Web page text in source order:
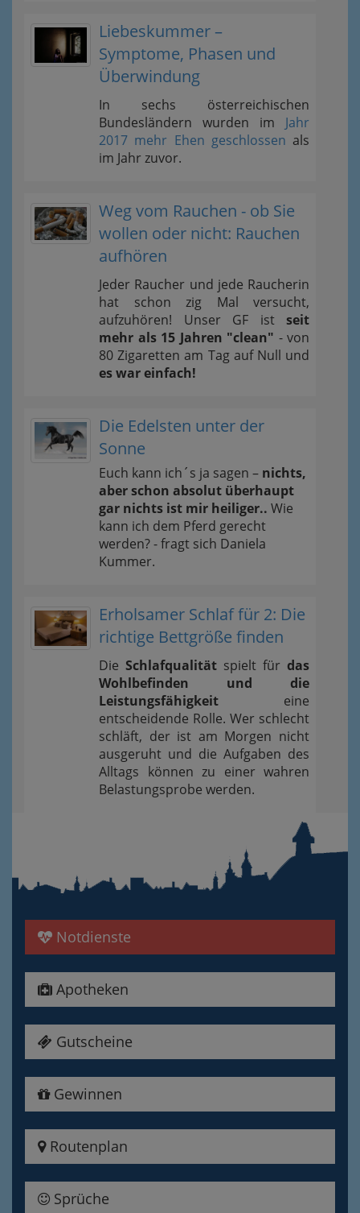
Liebeskummer –
Symptome, Phasen und
Überwindung
In sechs österreichischen
Bundesländern wurden im Jahr
2017 mehr Ehen geschlossen als
im Jahr zuvor.
Weg vom Rauchen - ob Sie
wollen oder nicht: Rauchen
aufhören
Jeder Raucher und jede Raucherin
hat schon zig Mal versucht,
aufzuhören! Unser GF ist seit
mehr als 15 Jahren "clean" - von
80 Zigaretten am Tag auf Null und
es war einfach!
Die Edelsten unter der
Sonne
Euch kann ich´s ja sagen – nichts,
aber schon absolut überhaupt
gar nichts ist mir heiliger.. Wie
kann ich dem Pferd gerecht
werden? - fragt sich Daniela
Kummer.
Erholsamer Schlaf für 2: Die
richtige Bettgröße finden
Die Schlafqualität spielt für das
Wohlbefinden und die
Leistungsfähigkeit eine
entscheidende Rolle. Wer schlecht
schläft, der ist am Morgen nicht
ausgeruht und die Aufgaben des
Alltags können zu einer wahren
Belastungsprobe werden.
Notdienste
Apotheken
Gutscheine
Gewinnen
Routenplan
Sprüche